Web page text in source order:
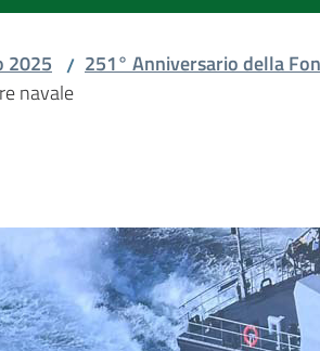
2025 / 251° Anniversario della
navale